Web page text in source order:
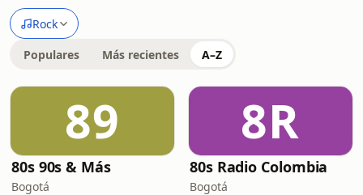
Rock
Populares Más recientes A–Z
89
80s 90s & Más
Bogotá
8R
80s Radio Colombia
Bogotá